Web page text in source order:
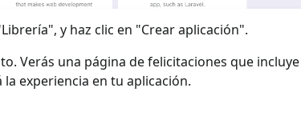
y haz clic en "Crear aplicación".
Verás una página de felicitaciones que
experiencia en tu aplicación.